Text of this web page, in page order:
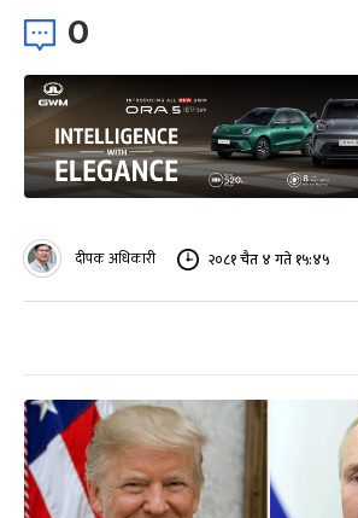
0
दीपक अधिकारी २०८१ चैत ४ गते १५:४५